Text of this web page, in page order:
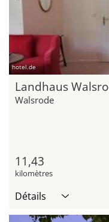
hotel.de
Landhaus
Walsrode
11,43
kilomètres
Détails